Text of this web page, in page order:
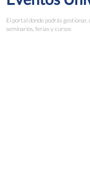
El portal donde podrás
seminarios, ferias y cursos